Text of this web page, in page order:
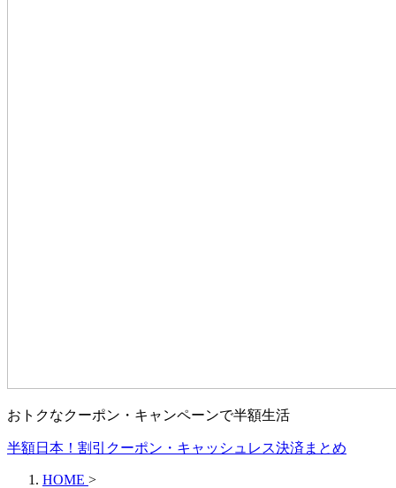
おトクなクーポン・キャンペーンで半額生活
半額日本！割引クーポン・キャッシュレス決済まとめ
HOME >